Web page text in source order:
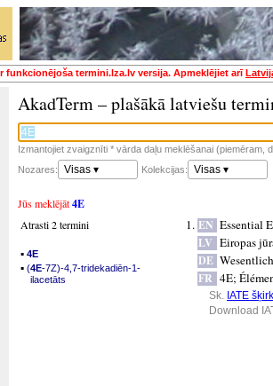
funkcionējoša termini.lza.lv versija. Apmeklējiet arī
AkadTerm – plašākā latviešu
Izmantojiet zvaigznīti * vārda daļu meklēšanai (piemēram,
Nozares:
Visas ▾ Kolekcijas: Visas ▾
Jūs meklējāt4E
Atrasti 2 termini
▪ 4E
▪ (4E-7Z)-4,7-tridekadiēn-1-
ilacetāts
EN Essential
LV Eiropas
DE
FR 4E;
Sk. IATE
Download